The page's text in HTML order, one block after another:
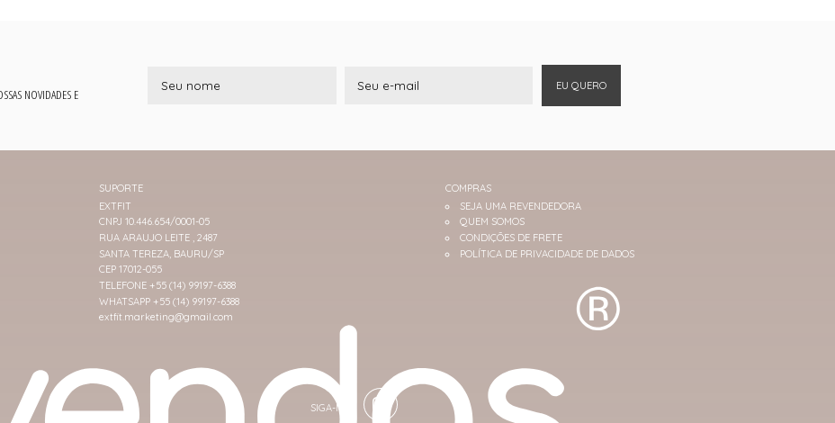
NOVIDADES E EU QUERO
SUPORTE
EXTFIT
CNPJ 10.446.654/0001-05
RUA ARAUJO LEITE , 2487
SANTA TEREZA, BAURU/SP
CEP 17012-055
TELEFONE +55 (14) 99197-6388
WHATSAPP +55 (14) 99197-6388
extfit.marketing@gmail.com
COMPRAS
SEJA UMA REVENDEDORA
QUEM SOMOS
CONDIÇÕES DE FRETE
POLÍTICA DE PRIVACIDADE DE DADOS